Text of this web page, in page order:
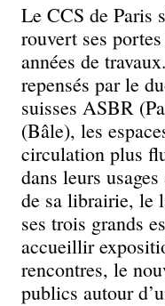
Le CCS de Paris
rouvert ses
années de
repensés par le
suisses ASBR
(Bâle), les
circulation plus
dans leurs
de sa librairie, le
ses trois grands
accueillir
rencontres, le
publics autour